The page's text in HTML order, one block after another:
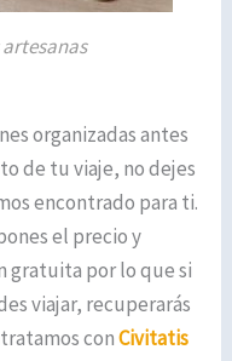
organizadas antes
de tu viaje, no dejes
encontrado para ti.
el precio y
gratuita por lo que si
viajar, recuperarás
conCivitatis